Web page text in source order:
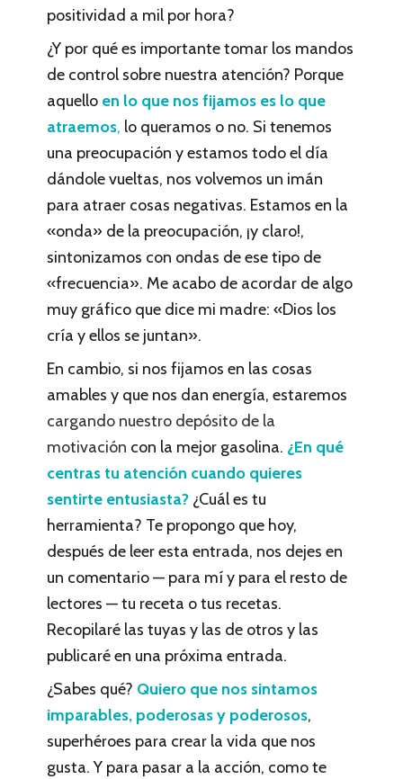
positividad a mil por hora?
¿Y por qué es importante tomar los mandos
de control sobre nuestra atención? Porque
aquello en lo que nos fijamos es lo que
atraemos, lo queramos o no. Si tenemos
una preocupación y estamos todo el día
dándole vueltas, nos volvemos un imán
para atraer cosas negativas. Estamos en la
«onda» de la preocupación, ¡y claro!,
sintonizamos con ondas de ese tipo de
«frecuencia». Me acabo de acordar de algo
muy gráfico que dice mi madre: «Dios los
cría y ellos se juntan».
En cambio, si nos fijamos en las cosas
amables y que nos dan energía, estaremos
cargando nuestro depósito de la
motivación con la mejor gasolina. ¿En qué
centras tu atención cuando quieres
sentirte entusiasta? ¿Cuál es tu
herramienta? Te propongo que hoy,
después de leer esta entrada, nos dejes en
un comentario — para mí y para el resto de
lectores — tu receta o tus recetas.
Recopilaré las tuyas y las de otros y las
publicaré en una próxima entrada.
¿Sabes qué? Quiero que nos sintamos
imparables, poderosas y poderosos,
superhéroes para crear la vida que nos
gusta. Y para pasar a la acción, como te